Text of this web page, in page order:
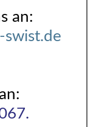
an:
swist.de